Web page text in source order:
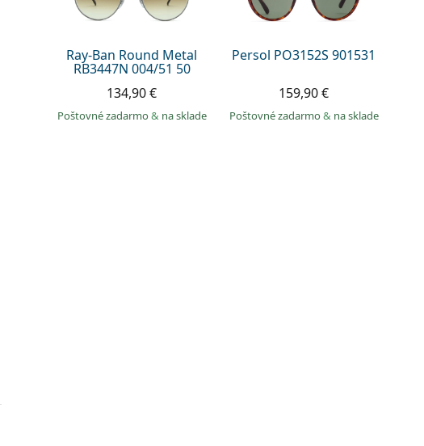
Ray-Ban Round Metal
RB3447N 004/51 50
134,90 €
Poštovné zadarmo& na sklade
Persol PO3152S 901531
159,90 €
Poštovné zadarmo& na sklade